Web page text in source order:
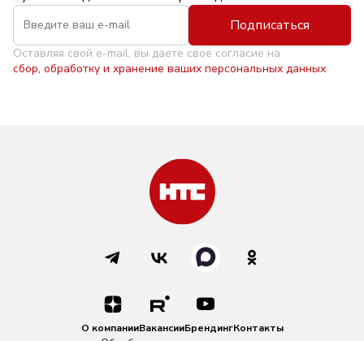
Подписаться
Оставляя свой e-mail, вы даете свое согласие на
сбор, обработку и хранение ваших персональных данных
О компанииВакансииБрендингКонтакты